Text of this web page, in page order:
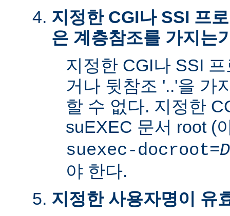
지정한 CGI나 SSI 프
은 계층참조를 가지는
지정한 CGI나 SSI
거나 뒷참조 '..'을 가
할 수 없다. 지정한
suEXEC 문서 root (
suexec-docroot=
야 한다.
지정한 사용자명이 유